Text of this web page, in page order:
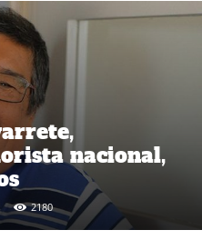
nacional,
2180